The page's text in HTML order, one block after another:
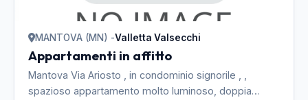
MANTOVA (MN) -Valletta Valsecchi
Appartamenti in affitto
Mantova Via Ariosto , in condominio signorile , ,
spazioso appartamento molto luminoso, doppia